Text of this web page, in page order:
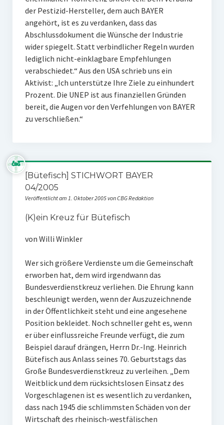
der Pestizid-Hersteller, dem auch BAYER
angehört, ist es zu verdanken, dass das
Abschlussdokument die Wünsche der Industrie
wider spiegelt. Statt verbindlicher Regeln wurden
lediglich nicht-einklagbare Empfehlungen
verabschiedet.“ Aus den USA schrieb uns ein
Aktivist: „Ich unterstütze Ihre Ziele zu einhundert
Prozent. Die UNEP ist aus finanziellen Gründen
bereit, die Augen vor den Verfehlungen von BAYER
zu verschließen.“
[Bütefisch] STICHWORT BAYER
04/2005
Veröffentlicht am 1. Oktober 2005 von CBG Redaktion
(K)ein Kreuz für Bütefisch
von Willi Winkler
Wer sich größere Verdienste um die Gemeinschaft
erworben hat, dem wird irgendwann das
Bundesverdienstkreuz verliehen. Die Ehrung kann
beschleunigt werden, wenn der Auszuzeichnende
in der Öffentlichkeit steht und eine angesehene
Position bekleidet. Noch schneller geht es, wenn
er über einflussreiche Freunde verfügt, die zum
Beispiel darauf drängen, Herrn Dr.-Ing. Heinrich
Bütefisch aus Anlass seines 70. Geburtstags das
Große Bundesverdienstkreuz zu verleihen. „Dem
Weitblick und dem rücksichtslosen Einsatz des
Vorgeschlagenen ist es wesentlich zu verdanken,
dass nach 1945 die schlimmsten Schäden von der
Wirtschaft des rheinisch-westfälischen